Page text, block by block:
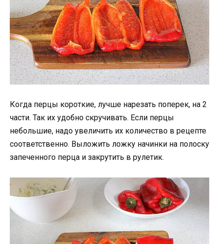
Когда перцы короткие, лучше нарезать поперек, на 2
части. Так их удобно скручивать. Если перцы
небольшие, надо увеличить их количество в рецепте
соответственно. Выложить ложку начинки на полоску
запеченного перца и закрутить в рулетик.